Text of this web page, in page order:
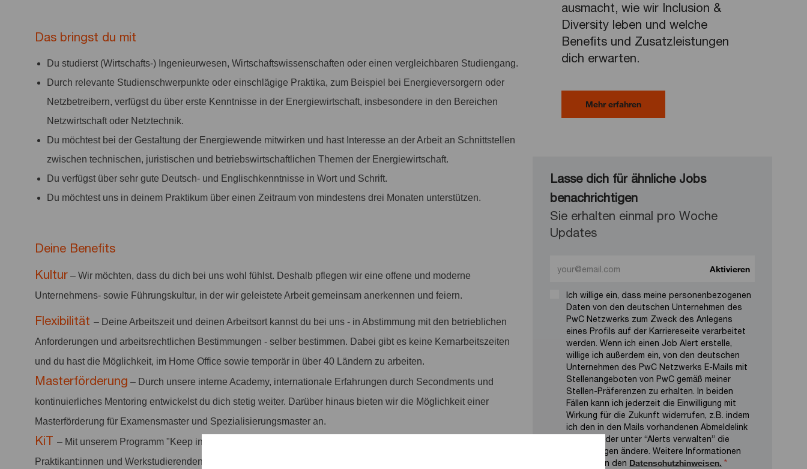
Das bringst du mit
Du studierst (Wirtschafts-) Ingenieurwesen, Wirtschaftswissenschaften oder einen vergleichbaren Studiengang.
Durch relevante Studienschwerpunkte oder einschlägige Praktika, zum Beispiel bei Energieversorgern oder
Netzbetreibern, verfügst du über erste Kenntnisse in der Energiewirtschaft, insbesondere in den Bereichen
Netzwirtschaft oder Netztechnik.
Du möchtest bei der Gestaltung der Energiewende mitwirken und hast Interesse an der Arbeit an Schnittstellen
zwischen technischen, juristischen und betriebswirtschaftlichen Themen der Energiewirtschaft.
Du verfügst über sehr gute Deutsch- und Englischkenntnisse in Wort und Schrift.
Du möchtest uns in deinem Praktikum über einen Zeitraum von mindestens drei Monaten unterstützen.
Deine Benefits
Kultur – Wir möchten, dass du dich bei uns wohl fühlst. Deshalb pflegen wir eine offene und moderne
Unternehmens- sowie Führungskultur, in der wir geleistete Arbeit gemeinsam anerkennen und feiern.
Flexibilität – Deine Arbeitszeit und deinen Arbeitsort kannst du bei uns - in Abstimmung mit den betrieblichen
Anforderungen und arbeitsrechtlichen Bestimmungen - selber bestimmen. Dabei gibt es keine Kernarbeitszeiten
und du hast die Möglichkeit, im Home Office sowie temporär in über 40 Ländern zu arbeiten.
Masterförderung – Durch unsere interne Academy, internationale Erfahrungen durch Secondments und
kontinuierliches Mentoring entwickelst du dich stetig weiter. Darüber hinaus bieten wir die Möglichkeit einer
Masterförderung für Examensmaster und Spezialisierungsmaster an.
KiT – Mit unserem Programm "Keep in Touch" (KiT) bleiben wir auch nach Praktikumsende mit unseren
Praktikant:innen und Werkstudierenden in Kontakt und bieten dir viele Vorteile, wie z.B. exklusive Einladungen zu
ausmacht, wie wir Inclusion &
Diversity leben und welche
Benefits und Zusatzleistungen
dich erwarten.
Mehr erfahren
Lasse dich für ähnliche Jobs
benachrichtigen
Sie erhalten einmal pro Woche
Updates
Ich willige ein, dass meine personenbezogenen
Daten von den deutschen Unternehmen des
PwC Netzwerks zum Zweck des Anlegens
eines Profils auf der Karriereseite verarbeitet
werden. Wenn ich einen Job Alert erstelle,
willige ich außerdem ein, von den deutschen
Unternehmen des PwC Netzwerks E-Mails mit
Stellenangeboten von PwC gemäß meiner
Stellen-Präferenzen zu erhalten. In beiden
Fällen kann ich jederzeit die Einwilligung mit
Wirkung für die Zukunft widerrufen, z.B. indem
ich den in den Mails vorhandenen Abmeldelink
anklicke oder unter “Alerts verwalten” die
Einstellungen ändere. Weitere Informationen
finde ich in den Datenschutzhinweisen. *
Aktivieren